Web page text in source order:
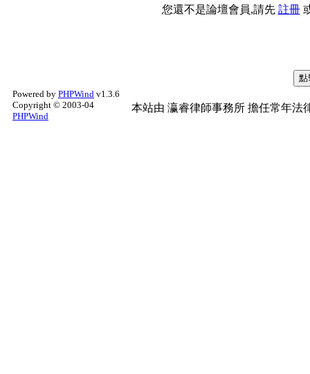
您還不是論壇會員,請先 註冊
Powered by PHPWind v1.3.6
Copyright © 2003-04
PHPWind
本站由 瀛睿律師事務所 擔任常年法